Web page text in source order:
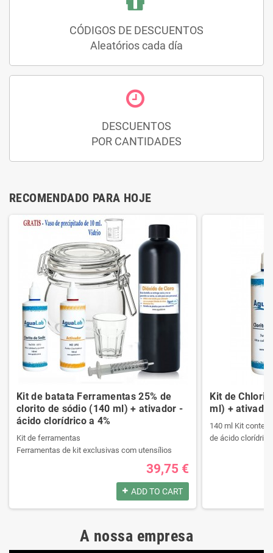
CÓDIGOS DE DESCUENTOS
Aleatórios cada día
DESCUENTOS
POR CANTIDADES
RECOMENDADO PARA HOJE
Kit de batata Ferramentas 25% de
clorito de sódio (140 ml) + ativador -
ácido clorídrico a 4%
Kit de ferramentas
Ferramentas de kit exclusivas com utensílios
Ele contém um manual passo a passo.
Veja o conteúdo do kit na descrição.
Ferramentas de kit exclusivas com utensílios
39,75 €
ADD TO CART
Kit de
ml) +
140 ml Kit
de ácido clorídrico
A nossa empresa